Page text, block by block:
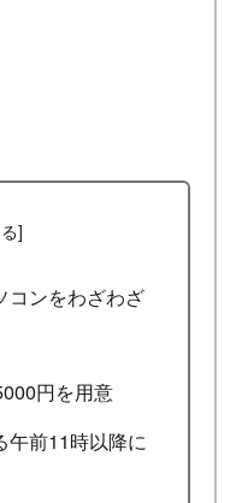
コンをわざわざ
円を用意
午前11時以降に